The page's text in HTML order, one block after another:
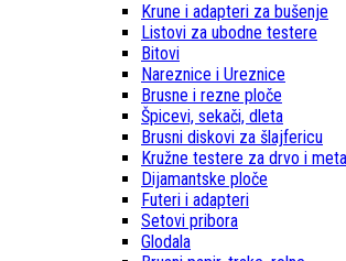
Krune i adapteri za bušenje
Listovi za ubodne testere
Bitovi
Nareznice i Ureznice
Brusne i rezne ploče
Špicevi, sekači, dleta
Brusni diskovi za šlajfericu
Kružne testere za drvo i
Dijamantske ploče
Futeri i adapteri
Setovi pribora
Glodala